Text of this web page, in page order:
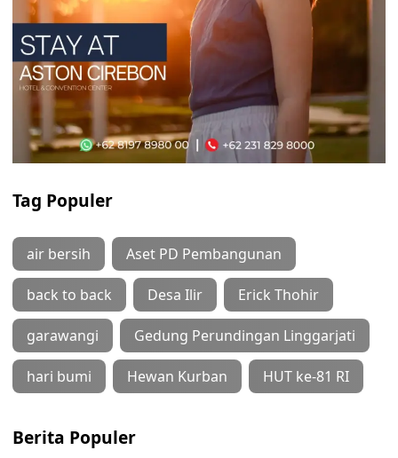
Tag Populer
air bersih Aset PD Pembangunan
back to back Desa Ilir Erick Thohir
garawangi Gedung Perundingan Linggarjati
hari bumi Hewan Kurban HUT ke-81 RI
Berita Populer